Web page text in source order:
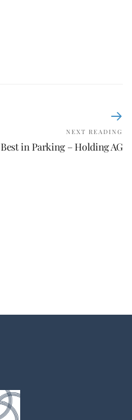
NEXT READING
Best in Parking – Holding AG